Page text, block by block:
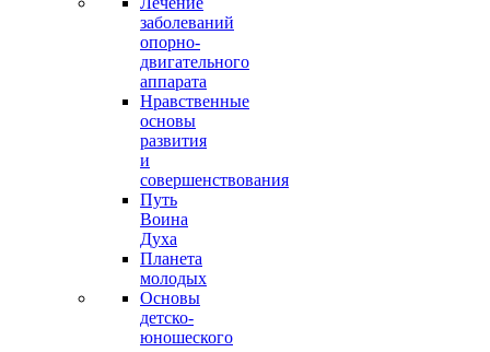
заболеваний
опорно-
двигательного
аппарата
Нравственные
основы
развития
и
совершенствования
Путь
Воина
Духа
Планета
молодых
Основы
детско-
юношеского